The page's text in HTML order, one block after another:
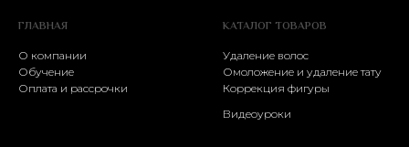
ГЛАВНАЯ
О компании
Обучение
Оплата и рассрочки
КАТАЛОГ ТОВАРОВ
Удаление волос
Омоложение и удаление тату
Коррекция фигуры
Видеоуроки